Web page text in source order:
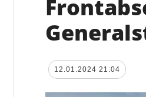
der
12.01.2024 21:04